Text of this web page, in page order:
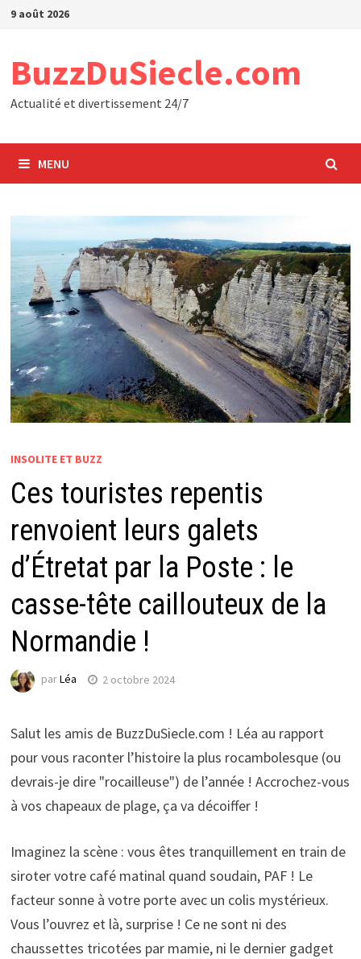
Passer
9 août 2026
BuzzDuSiecle.com
Actualité et divertissement 24/7
MENU
INSOLITE ET BUZZ
Ces touristes repentis
renvoient leurs galets
d’Étretat par la Poste : le
casse-tête caillouteux de la
Normandie !
parLéa 2 octobre 2024
Salut les amis de BuzzDuSiecle.com ! Léa au rapport
pour vous raconter l’histoire la plus rocambolesque (ou
devrais-je dire "rocailleuse") de l’année ! Accrochez-vous
à vos chapeaux de plage, ça va décoiffer !
Imaginez la scène : vous êtes tranquillement en train de
siroter votre café matinal quand soudain, PAF ! Le
facteur sonne à votre porte avec un colis mystérieux.
Vous l’ouvrez et là, surprise ! Ce ne sont ni des
chaussettes tricotées par mamie, ni le dernier gadget